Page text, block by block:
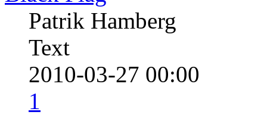
Patrik Hamberg
Text
2010-03-27 00:00
1